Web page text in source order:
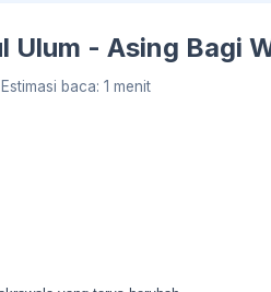
Ulum - Asing Bagi
baca: 1 menit